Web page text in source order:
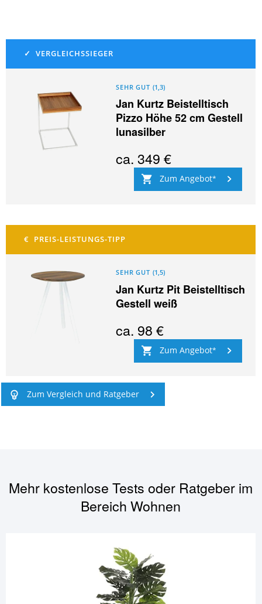
SEHR GUT (1,3)
Jan Kurtz Beistelltisch
Pizzo Höhe 52 cm Gestell
lunasilber
ca.349 €
Zum Angebot
SEHR GUT (1,5)
Jan Kurtz Pit Beistelltisch
Gestell weiß
ca. 98 €
Zum Angebot
Zum Vergleich und Ratgeber
Mehr kostenlose Tests oder Ratgeber im
BereichWohnen